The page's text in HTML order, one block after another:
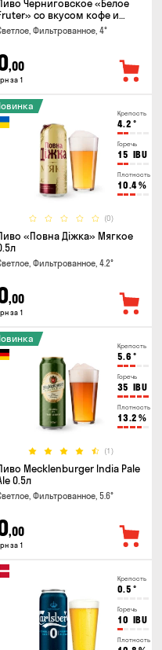
Черниговское «Белое
со вкусом кофе и
0.5 л
Фильтрованное, 4°
,00
за 1
Крепость
4.2 °
Горечь
15 IBU
Плотность
10.4%
(0)
«Повна Діжка» Мягкое
Фильтрованное, 4.2°
,00
за 1
Крепость
5.6 °
Горечь
35 IBU
Плотность
13.2 %
(1)
Mecklenburger India Pale
0.5л
Фильтрованное, 5.6°
,00
за 1
Крепость
0.5 °
Горечь
10 IBU
Плотность